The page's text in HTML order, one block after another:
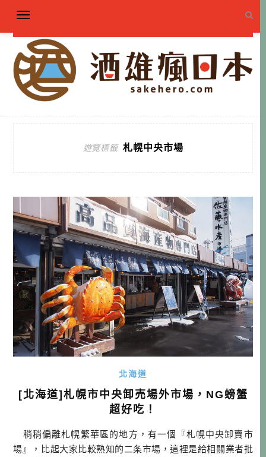
遊覽標籤 札幌中央市場
北海道
[北海道]札幌市中央卸売場外市場，NG螃蟹
超好吃！
稍稍偏離札幌繁華區的地方，有一個『札幌中央卸賣市
場』，比起大家比較熟知的二条市場，這裡是給相關業者批